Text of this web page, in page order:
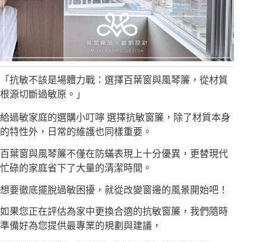
「抗敏不該是場體力戰：選擇百葉窗與風琴簾，從材質
根源切斷過敏原。」
給過敏家庭的選購小叮嚀 選擇抗敏窗簾，除了材質本身
的特性外，日常的維護也同樣重要。
百葉窗與風琴簾不僅在防蟎表現上十分優異，更替現代
忙碌的家庭省下了大量的清潔時間。
想要徹底擺脫過敏困擾，就從改變窗邊的風景開始吧！
如果您正在評估為家中更換合適的抗敏窗簾，我們隨時
準備好為您提供最專業的規劃與建議，